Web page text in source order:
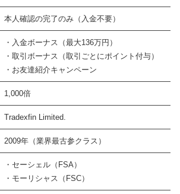
本人確認の完了のみ（入金不要）
・入金ボーナス（最大136万円）
・取引ボーナス（取引ごとにポイント付与）
・お友達紹介キャンペーン
1,000倍
Tradexfin Limited.
2009年（業界最古参クラス）
・セーシェル（FSA）
・モーリシャス（FSC）